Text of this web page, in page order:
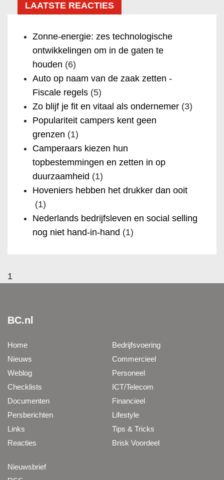
LAATSTE REACTIES
Zonne-energie: zes technologische
ontwikkelingen om in de gaten te
houden (6)
Auto op naam van de zaak zetten -
Fiscale regels (5)
Zo blijf je fit en vitaal als ondernemer (3)
Populariteit campers kent geen
grenzen (1)
Camperaars kiezen hun
topbestemmingen en zetten in op
duurzaamheid (1)
Hoveniers hebben het drukker dan ooit
(1)
Nederlands bedrijfsleven en social selling
nog niet hand-in-hand (1)
1
BC.nl
Home
Nieuws
Weblog
Checklists
Documenten
Persberichten
Links
Reacties
Bedrijfsvoering
Commercieel
Personeel
ICT/Telecom
Financieel
Lifestyle
Tips & Tricks
Brisk Voordeel
Nieuwsbrief